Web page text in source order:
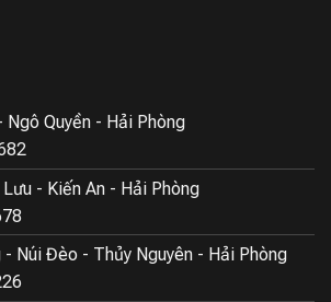
Ngô Quyền - Hải Phòng
- Kiến An - Hải Phòng
Núi Đèo - Thủy Nguyên - Hải Phòng